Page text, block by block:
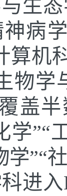
生
病
算机
物学
盖
学”“
学”“
进